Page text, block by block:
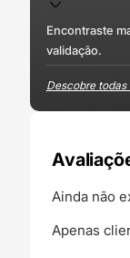
Encontraste
validação.
Descobre todas
Ainda não
Apenas